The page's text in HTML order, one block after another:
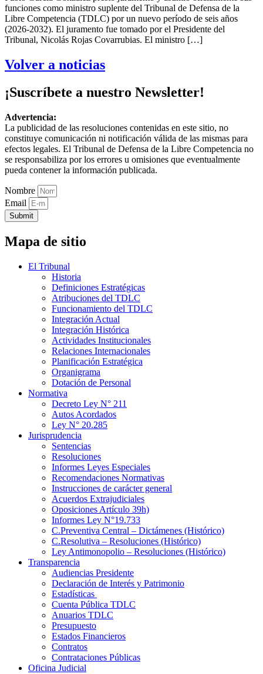
funciones como ministro suplente del Tribunal de Defensa de la
Libre Competencia (TDLC) por un nuevo período de seis años
(2026-2032). El juramento fue tomado por el Presidente del
Tribunal, Nicolás Rojas Covarrubias. El ministro […]
Volver a noticias
¡Suscríbete a nuestro Newsletter!
Advertencia:
La publicidad de las resoluciones contenidas en este sitio, no
constituye comunicación ni notificación válida de las mismas para
efectos legales. El Tribunal de Defensa de la Libre Competencia no
se responsabiliza por los errores u omisiones que eventualmente
pueda contener la información publicada.
Nombre
Email
Submit
Mapa de sitio
El Tribunal
Historia
Definiciones Estratégicas
Atribuciones del TDLC
Funcionamiento del TDLC
Integración Actual
Integración Histórica
Actividades Institucionales
Relaciones Internacionales
Planificación Estratégica
Organigrama
Dotación de Personal
Normativa
Decreto Ley N° 211
Autos Acordados
Ley N° 20.285
Jurisprudencia
Sentencias
Resoluciones
Informes Leyes Especiales
Recomendaciones Normativas
Instrucciones de carácter general
Acuerdos Extrajudiciales
Oposiciones Artículo 39h)
Informes Ley N°19.733
C.Preventiva Central – Dictámenes (Histórico)
C.Resolutiva – Resoluciones (Histórico)
Ley Antimonopolio – Resoluciones (Histórico)
Transparencia
Audiencias Presidente
Declaración de Interés y Patrimonio
Estadísticas
Cuenta Pública TDLC
Anuarios TDLC
Presupuesto
Estados Financieros
Contratos
Contrataciones Públicas
Oficina Judicial